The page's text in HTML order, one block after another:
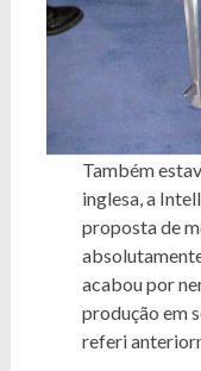
Também
inglesa, a
proposta de
acabou por
produção em
referi